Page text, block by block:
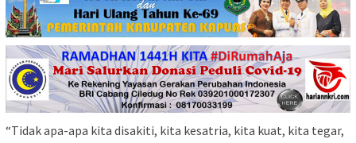
“Tidak apa-apa kita disakiti, kita kesatria, kita kuat, kita tegar,